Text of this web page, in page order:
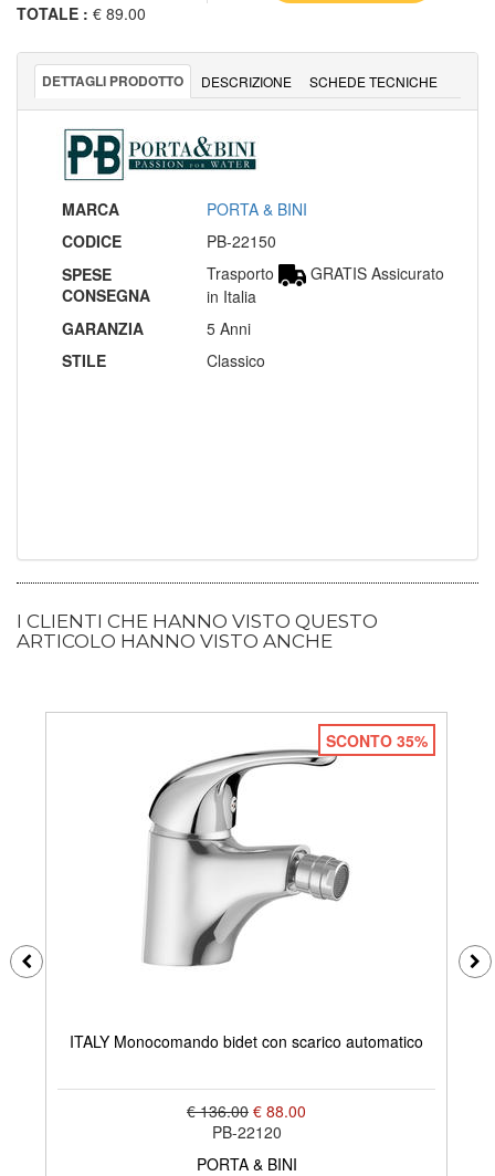
TOTALE : € 89.00
DETTAGLI PRODOTTO DESCRIZIONE SCHEDE TECNICHE
MARCA
PORTA & BINI
CODICE
PB-22150
SPESE
CONSEGNA
Trasporto
GRATIS Assicurato
in Italia
GARANZIA
5 Anni
STILE
Classico
I CLIENTI CHE HANNO VISTO QUESTO
ARTICOLO HANNO VISTO ANCHE
SCONTO 35%
ITALY Monocomando bidet con scarico automatico
€ 136.00 € 88.00
PB-22120
PORTA & BINI